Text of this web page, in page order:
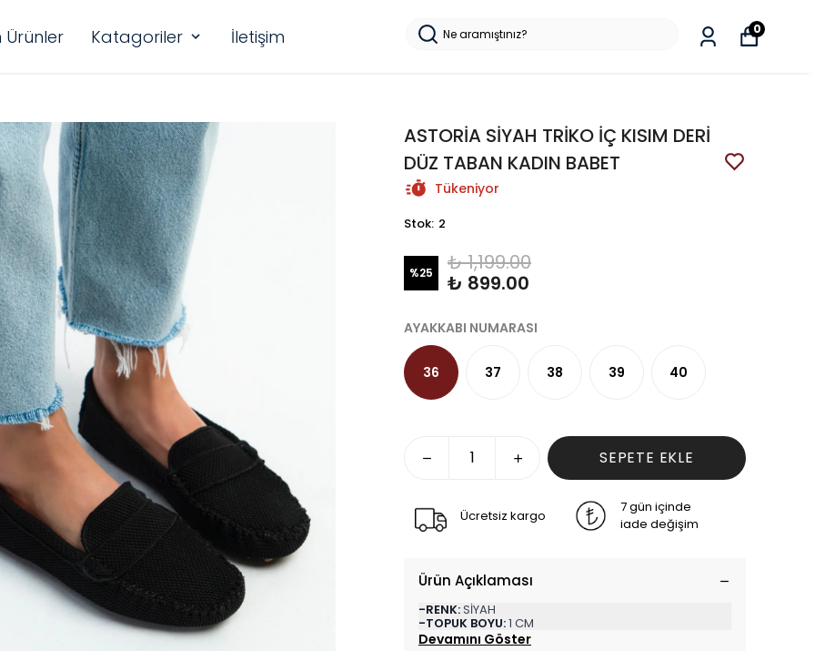
Ürünler Katagoriler İletişim 0
ASTORİA SİYAH TRİKO İÇ KISIM DERİ
DÜZ TABAN KADIN BABET
Tükeniyor
Stok: 2
%25
₺ 1,199.00
₺ 899.00
AYAKKABI NUMARASI
36 37 38 39 40
SEPETE EKLE
Ücretsiz kargo
7 gün içinde
iade değişim
Ürün Açıklaması
-RENK:SİYAH
-TOPUK BOYU:1 CM
Devamını Göster